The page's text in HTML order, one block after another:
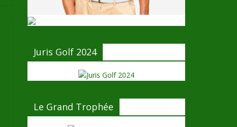
Juris Golf 2024
Le Grand Trophée